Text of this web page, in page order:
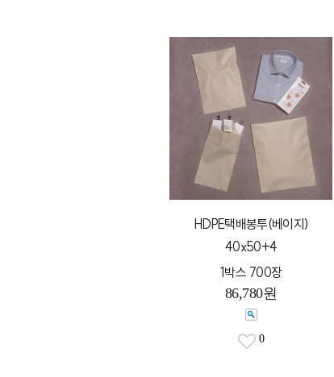
HDPE택배봉투(베이지)
40x50+4
1박스 700장
86,780원
0